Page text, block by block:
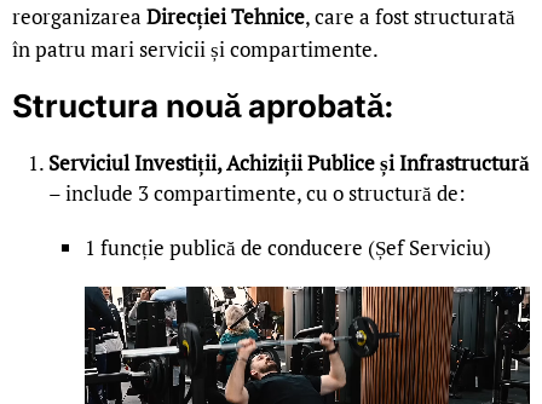
reorganizarea Direcției Tehnice, care a fost structurată
în patru mari servicii și compartimente.
Structura nouă aprobată:
Serviciul Investiții, Achiziții Publice și Infrastructură
– include 3 compartimente, cu o structură de:
1 funcție publică de conducere (Șef Serviciu)